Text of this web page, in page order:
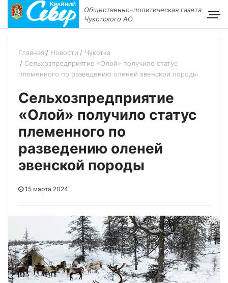
Общественно–политическая газета
Чукотского АО
Главная Новости
Чукотка
Сельхозпредприятие «Олой» получило статус
племенного по разведению оленей эвенской породы
Сельхозпредприятие
«Олой» получило статус
племенного по
разведению оленей
эвенской породы
15 марта 2024